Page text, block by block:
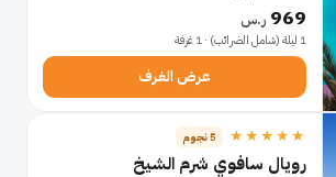
969 ر.س
1 ليلة (شامل الضرائب) · 1 غرفة
عرض الغرف
★★★★★ 5 نجوم
رويال سافوي شرم الشيخ